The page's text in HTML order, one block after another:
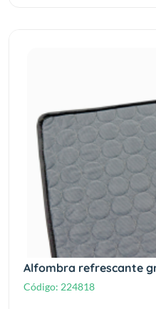
Alfombra refrescante
Código: 224818